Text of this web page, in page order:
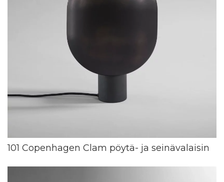
101 Copenhagen Clam pöytä- ja seinävalaisin